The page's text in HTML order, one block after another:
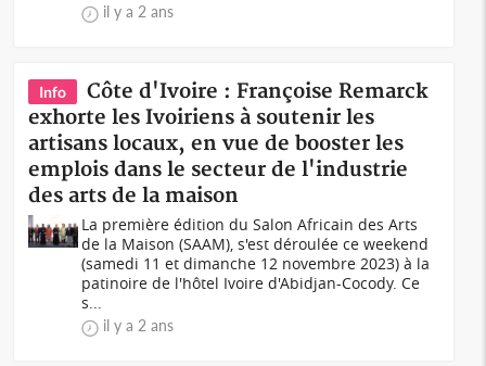
il y a 2 ans
Info
Côte d'Ivoire : Françoise Remarck
exhorte les Ivoiriens à soutenir les
artisans locaux, en vue de booster les
emplois dans le secteur de l'industrie
des arts de la maison
La première édition du Salon Africain des Arts
de la Maison (SAAM), s'est déroulée ce weekend
(samedi 11 et dimanche 12 novembre 2023) à la
patinoire de l'hôtel Ivoire d'Abidjan-Cocody. Ce
s...
il y a 2 ans